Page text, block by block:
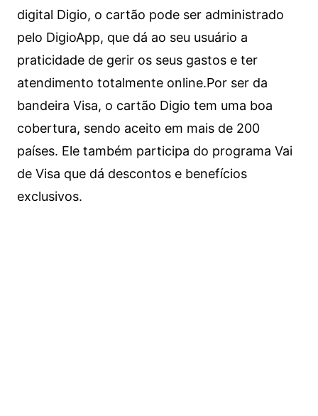
digital Digio, o cartão pode ser administrado
pelo DigioApp, que dá ao seu usuário a
praticidade de gerir os seus gastos e ter
atendimento totalmente online.Por ser da
bandeira Visa, o cartão Digio tem uma boa
cobertura, sendo aceito em mais de 200
países. Ele também participa do programa Vai
de Visa que dá descontos e benefícios
exclusivos.